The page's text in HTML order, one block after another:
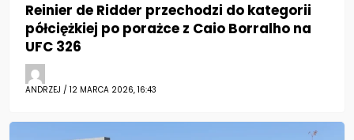
Reinier de Ridder przechodzi do kategorii
półciężkiej po porażce z Caio Borralho na
UFC 326
ANDRZEJ / 12 MARCA 2026, 16:43